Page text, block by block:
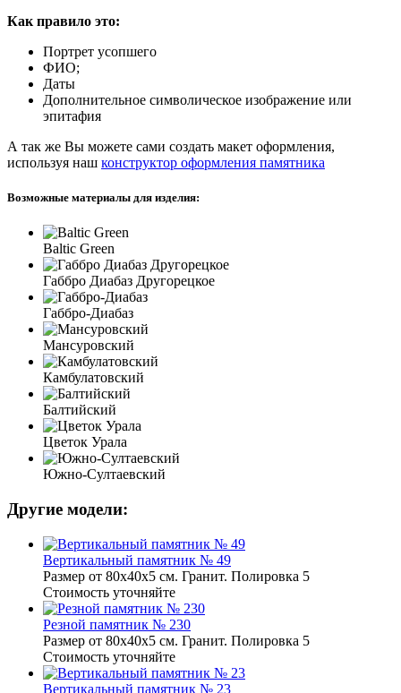
Как правило это:
Портрет усопшего
ФИО;
Даты
Дополнительное символическое изображение или
эпитафия
А так же Вы можете сами создать макет оформления,
используя наш конструктор оформления памятника
Возможные материалы для изделия:
Baltic Green
Габбро Диабаз Другорецкое
Габбро-Диабаз
Мансуровский
Камбулатовский
Балтийский
Цветок Урала
Южно-Султаевский
Другие модели:
Вертикальный памятник № 49
Размер от 80х40х5 см. Гранит. Полировка 5
Стоимость уточняйте
Резной памятник № 230
Размер от 80х40х5 см. Гранит. Полировка 5
Стоимость уточняйте
Вертикальный памятник № 23